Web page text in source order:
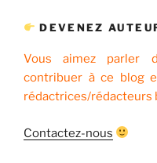
DEVENEZ
Vous aimez parler
contribuer à ce blog
rédactrices/rédacteurs
Contactez-nous